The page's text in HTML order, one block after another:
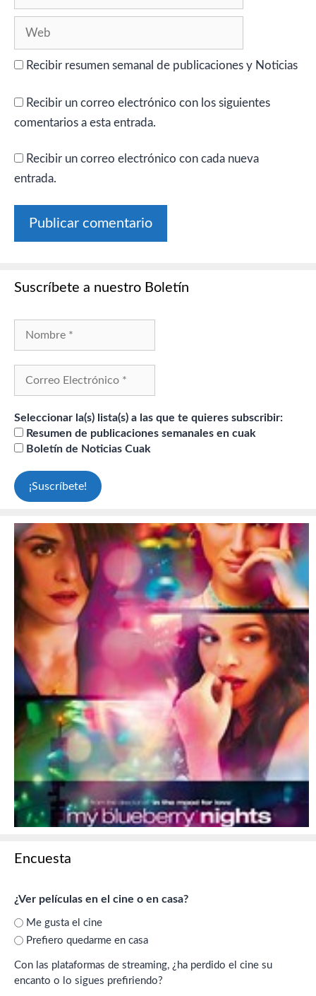
Recibir resumen semanal de publicaciones y Noticias
Recibir un correo electrónico con los siguientes
comentarios a esta entrada.
Recibir un correo electrónico con cada nueva
entrada.
Suscríbete a nuestro Boletín
Seleccionar la(s) lista(s) a las que te quieres subscribir:
Resumen de publicaciones semanales en cuak
Boletín de Noticias Cuak
Encuesta
¿Ver películas en el cine o en casa?
Me gusta el cine
Prefiero quedarme en casa
Con las plataformas de streaming, ¿ha perdido el cine su
encanto o lo sigues prefiriendo?